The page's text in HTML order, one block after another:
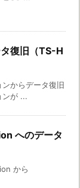
復旧（TS-H
からデータ復旧
ンが ...
へのデータ
から